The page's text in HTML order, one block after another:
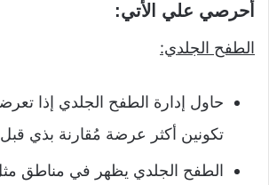
أحرصي علي الأتي:
الطفح الجلدي:
حاول إدارة الطفح الجلدي إذا
تكونين أكثر عرضة مُقارنة بذي
الطفح الجلدي يظهر في مناطق